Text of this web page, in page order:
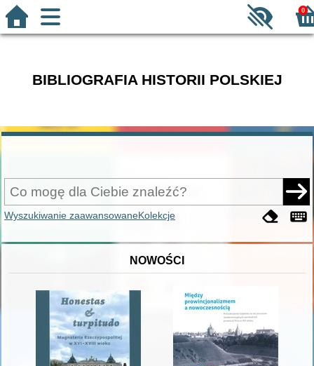
0
BIBLIOGRAFIA HISTORII POLSKIEJ
Wyszukiwanie zaawansowaneKolekcje
NOWOŚCI